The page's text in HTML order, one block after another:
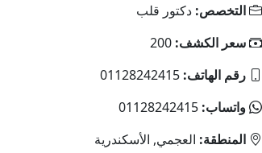
التخصص: دكتور قلب
سعر الكشف: 200
رقم الهاتف: 01128242415
واتساب: 01128242415
المنطقة: العجمي, الأسكندرية